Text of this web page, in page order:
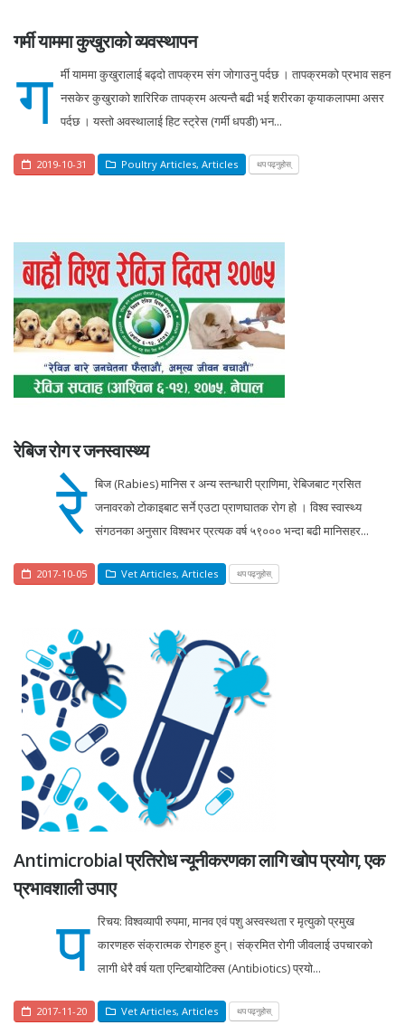
गर्मी याममा कुखुराको व्यवस्थापन
ग र्मी याममा कुखुरालाई बढ्दो तापक्रम संग जोगाउनु पर्दछ । तापक्रमको प्रभाव सहन
नसकेर कुखुराको शारिरिक तापक्रम अत्यन्तै बढी भई शरीरका कृयाकलापमा असर
पर्दछ । यस्तो अवस्थालाई हिट स्ट्रेस (गर्मी धपडी) भन...
2019-10-31 Poultry Articles, Articles थप पढ्नुहोस्
रेबिज रोग र जनस्वास्थ्य
रे बिज (Rabies) मानिस र अन्य स्तन्धारी प्राणिमा, रेबिजबाट ग्रसित
जनावरको टोकाइबाट सर्ने एउटा प्राणघातक रोग हो । विश्व स्वास्थ्य
संगठनका अनुसार विश्वभर प्रत्यक वर्ष ५९००० भन्दा बढी मानिसहर...
2017-10-05 Vet Articles, Articles थप पढ्नुहोस्
Antimicrobial प्रतिरोध न्यूनीकरणका लागि खोप प्रयोग, एक
प्रभावशाली उपाए
प रिचय: विश्वव्यापी रुपमा, मानव एवं पशु अस्वस्थता र मृत्युको प्रमुख
कारणहरु संक्रात्मक रोगहरु हुन्। संक्रमित रोगी जीवलाई उपचारको
लागी धेरै वर्ष यता एन्टिबायोटिक्स (Antibiotics) प्रयो...
2017-11-20 Vet Articles, Articles थप पढ्नुहोस्